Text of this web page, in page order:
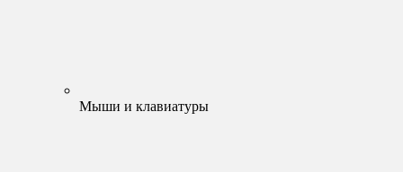
Мыши и клавиатуры